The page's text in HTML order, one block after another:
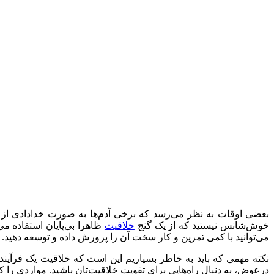
بعضی اوقات به نظر می‌رسد که برخی آدم‌ها به صورت خدادادی از
خوش‌شانس نیستید که از یک گنج خلاقیت ظاهرا بی‌پایان
می‌توانید با کمی تمرین و کار سخت آن را پرورش داده و توسعه دهید.
نکته مهمی که باید به خاطر بسپاریم این است که خلاقیت یک
درعوض، به دنبال راه‌هایی برای تقویت خلاقیت‌تان باشید. مواردی